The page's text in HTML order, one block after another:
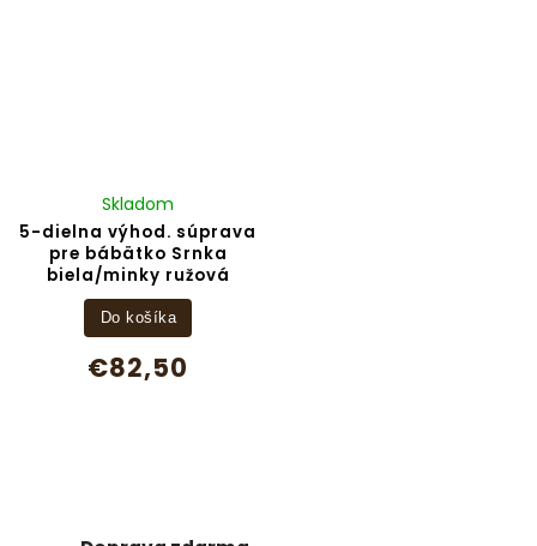
5-dielna výhod. súprava
pre bábätko Srnka
biela/minky ružová
Skladom
€82,50
Do košíka